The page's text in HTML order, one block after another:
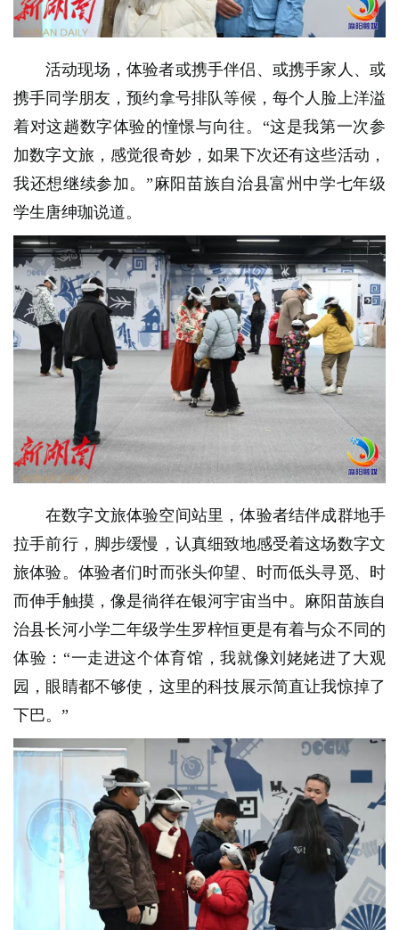
活动现场，体验者或携手伴侣、或携手家人、或
携手同学朋友，预约拿号排队等候，每个人脸上洋溢
着对这趟数字体验的憧憬与向往。“这是我第一次参
加数字文旅，感觉很奇妙，如果下次还有这些活动，
我还想继续参加。”麻阳苗族自治县富州中学七年级
学生唐绅珈说道。
在数字文旅体验空间站里，体验者结伴成群地手
拉手前行，脚步缓慢，认真细致地感受着这场数字文
旅体验。体验者们时而张头仰望、时而低头寻觅、时
而伸手触摸，像是徜徉在银河宇宙当中。麻阳苗族自
治县长河小学二年级学生罗梓恒更是有着与众不同的
体验：“一走进这个体育馆，我就像刘姥姥进了大观
园，眼睛都不够使，这里的科技展示简直让我惊掉了
下巴。”